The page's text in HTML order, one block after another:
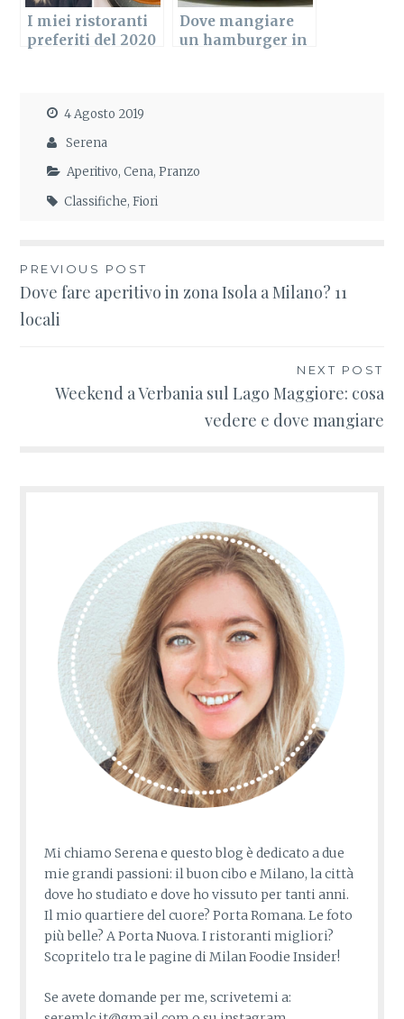
I miei ristoranti
preferiti del 2020
Dove mangiare
un hamburger in
4 Agosto 2019
Serena
Aperitivo,Cena,Pranzo
Classifiche,Fiori
Navigazione
articoli
PREVIOUS POST
Dove fare aperitivo in zona Isola a Milano? 11
locali
NEXT POST
Weekend a Verbania sul Lago Maggiore: cosa
vedere e dove mangiare
Mi chiamo Serena e questo blog è dedicato a due
mie grandi passioni: il buon cibo e Milano, la città
dove ho studiato e dove ho vissuto per tanti anni.
Il mio quartiere del cuore? Porta Romana. Le foto
più belle? A Porta Nuova. I ristoranti migliori?
Scopritelo tra le pagine di Milan Foodie Insider!
Se avete domande per me, scrivetemi a: